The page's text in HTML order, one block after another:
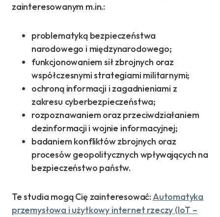
zainteresowanym m.in.:
problematyką bezpieczeństwa
narodowego i międzynarodowego;
funkcjonowaniem sił zbrojnych oraz
współczesnymi strategiami militarnymi;
ochroną informacji i zagadnieniami z
zakresu cyberbezpieczeństwa;
rozpoznawaniem oraz przeciwdziałaniem
dezinformacji i wojnie informacyjnej;
badaniem konfliktów zbrojnych oraz
procesów geopolitycznych wpływających na
bezpieczeństwo państw.
Te studia mogą Cię zainteresować:Automatyka
przemysłowa i użytkowy internet rzeczy (IoT –